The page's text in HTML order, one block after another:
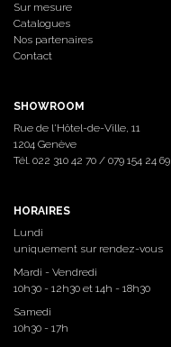
Sur mesure
Catalogues
Nos partenaires
Contact
SHOWROOM
Rue de l'Hôtel-de-Ville, 11
1204 Genève
Tél. 022 310 42 70 / 079 154 24 69
HORAIRES
Lundi
uniquement sur rendez-vous
Mardi - Vendredi
10h30 - 12h30 et 14h - 18h30
Samedi
10h30 - 17h